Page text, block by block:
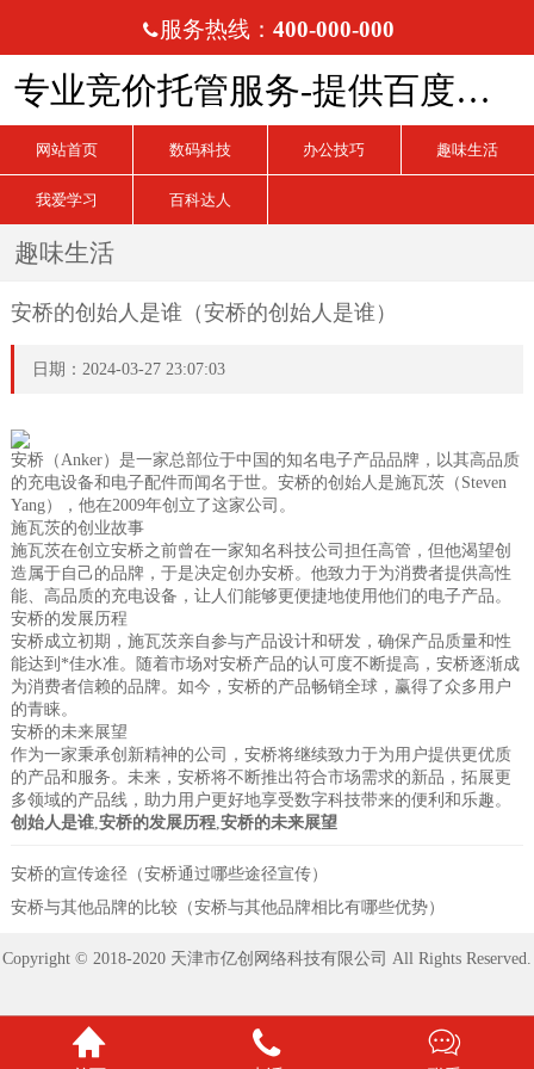
服务热线： 400-000-000
专业竞价托管服务-提供百度、搜狗、360竞价托管服务
网站首页 数码科技 办公技巧 趣味生活
我爱学习 百科达人
趣味生活
安桥的创始人是谁（安桥的创始人是谁）
日期：2024-03-27 23:07:03
安桥（Anker）是一家总部位于中国的知名电子产品品牌，以其高品质
的充电设备和电子配件而闻名于世。安桥的创始人是施瓦茨（Steven
Yang），他在2009年创立了这家公司。
施瓦茨的创业故事
施瓦茨在创立安桥之前曾在一家知名科技公司担任高管，但他渴望创
造属于自己的品牌，于是决定创办安桥。他致力于为消费者提供高性
能、高品质的充电设备，让人们能够更便捷地使用他们的电子产品。
安桥的发展历程
安桥成立初期，施瓦茨亲自参与产品设计和研发，确保产品质量和性
能达到*佳水准。随着市场对安桥产品的认可度不断提高，安桥逐渐成
为消费者信赖的品牌。如今，安桥的产品畅销全球，赢得了众多用户
的青睐。
安桥的未来展望
作为一家秉承创新精神的公司，安桥将继续致力于为用户提供更优质
的产品和服务。未来，安桥将不断推出符合市场需求的新品，拓展更
多领域的产品线，助力用户更好地享受数字科技带来的便利和乐趣。
创始人是谁, 安桥的发展历程, 安桥的未来展望
安桥的宣传途径（安桥通过哪些途径宣传）
安桥与其他品牌的比较（安桥与其他品牌相比有哪些优势）
Copyright © 2018-2020 天津市亿创网络科技有限公司 All Rights Reserved.
  